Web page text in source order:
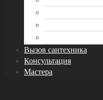
Вызов сантехника
Консультация
Мастера